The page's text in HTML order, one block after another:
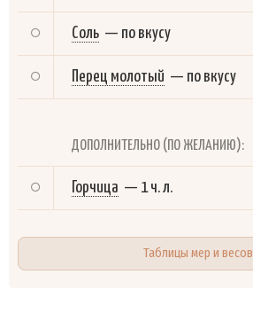
Соль — по вкусу
Перец молотый — по вкусу
ДОПОЛНИТЕЛЬНО (ПО ЖЕЛАНИЮ):
Горчица — 1 ч. л.
Таблицы мер и весов